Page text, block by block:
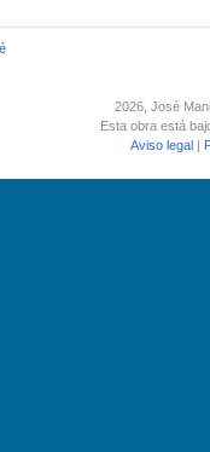
2026, José
Esta obra está
Aviso legal |